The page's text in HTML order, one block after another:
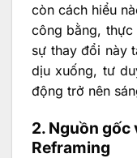
còn cách hiểu
công bằng, thực
sự thay đổi này
dịu xuống, tư
động trở nên
2. Nguồn gốc
Reframing